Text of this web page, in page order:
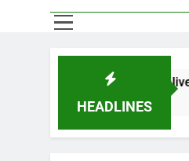
HEADLINES
WIB Bersama Jalalive